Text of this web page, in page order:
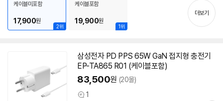
기
2위
케이블미포함
17,900원
1위
케이블포함
19,900원
더보기
삼성전자 PD PPS 65WGaN 접지형 충전기
EP-TA865 R01 (케이블포함)
83,500원 (20몰)
상 1